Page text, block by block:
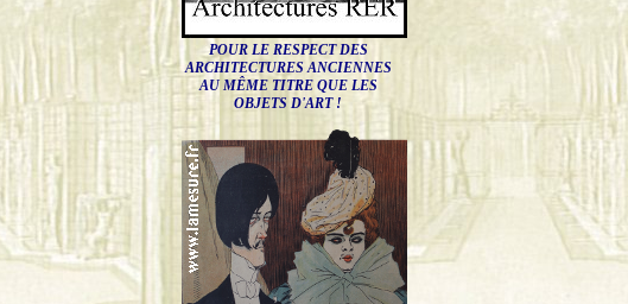
POUR LE RESPECT DES
ARCHITECTURES ANCIENNES
AU MÊME TITRE QUE LES
OBJETS D'ART !